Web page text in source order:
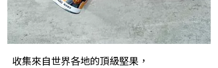
收集來自世界各地的頂級堅果，